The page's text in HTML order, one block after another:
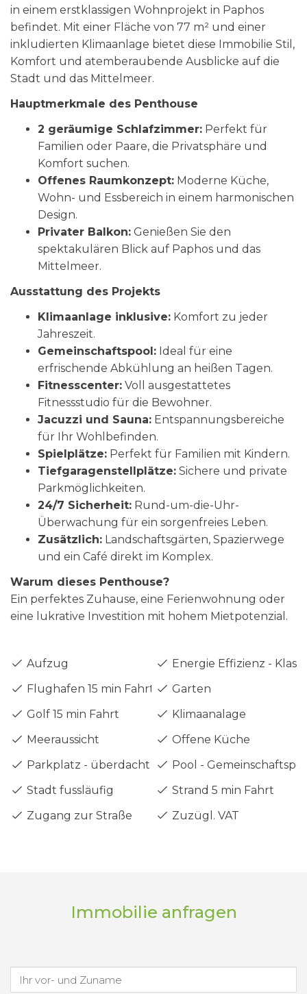
in einem erstklassigen Wohnprojekt in Paphos
befindet. Mit einer Fläche von 77 m² und einer
inkludierten Klimaanlage bietet diese Immobilie Stil,
Komfort und atemberaubende Ausblicke auf die
Stadt und das Mittelmeer.
Hauptmerkmale des Penthouse
2 geräumige Schlafzimmer: Perfekt für
Familien oder Paare, die Privatsphäre und
Komfort suchen.
Offenes Raumkonzept: Moderne Küche,
Wohn- und Essbereich in einem harmonischen
Design.
Privater Balkon: Genießen Sie den
spektakulären Blick auf Paphos und das
Mittelmeer.
Ausstattung des Projekts
Klimaanlage inklusive: Komfort zu jeder
Jahreszeit.
Gemeinschaftspool: Ideal für eine
erfrischende Abkühlung an heißen Tagen.
Fitnesscenter: Voll ausgestattetes
Fitnessstudio für die Bewohner.
Jacuzzi und Sauna: Entspannungsbereiche
für Ihr Wohlbefinden.
Spielplätze: Perfekt für Familien mit Kindern.
Tiefgaragenstellplätze: Sichere und private
Parkmöglichkeiten.
24/7 Sicherheit: Rund-um-die-Uhr-
Überwachung für ein sorgenfreies Leben.
Zusätzlich: Landschaftsgärten, Spazierwege
und ein Café direkt im Komplex.
Warum dieses Penthouse?
Ein perfektes Zuhause, eine Ferienwohnung oder
eine lukrative Investition mit hohem Mietpotenzial.
Aufzug
Energie Effizienz -
Flughafen 15 min Fahrt
Garten
Golf 15 min Fahrt
Klimaanalage
Meeraussicht
Offene Küche
Parkplatz - überdacht
Pool -
Stadt fussläufig
Strand 5 min Fahrt
Zugang zur Straße
Zuzügl. VAT
Immobilie anfragen